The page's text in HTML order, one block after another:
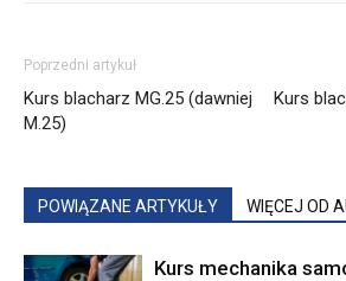
Poprzedni artykuł
Kurs blacharz MG.25 (dawniej
M.25)
Kurs
POWIĄZANE ARTYKUŁY WIĘCEJ OD
Kurs mechanika